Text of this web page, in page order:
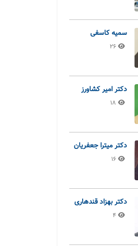
سمیه کاسفی
26
دکتر امیر کشاورز
18
دکتر میترا جعفریان
16
دکتر بهزاد قندهاری
4